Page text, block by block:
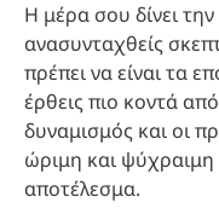
Η μέρα σου δίνει
ανασυνταχθείς
πρέπει να είναι τα
έρθεις πιο κοντά
δυναμισμός και οι
ώριμη και ψύχραιμη
αποτέλεσμα.